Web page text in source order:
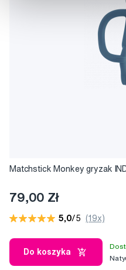
Matchstick Monkey gryzak
79,00 Zł
5,0/5 (19x)
Do koszyka